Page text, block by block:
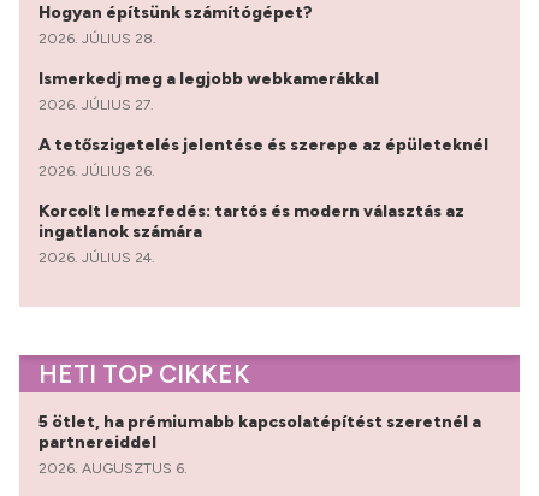
Hogyan építsünk számítógépet?
2026. JÚLIUS 28.
Ismerkedj meg a legjobb webkamerákkal
2026. JÚLIUS 27.
A tetőszigetelés jelentése és szerepe az épületeknél
2026. JÚLIUS 26.
Korcolt lemezfedés: tartós és modern választás az
ingatlanok számára
2026. JÚLIUS 24.
HETI TOP CIKKEK
5 ötlet, ha prémiumabb kapcsolatépítést szeretnél a
partnereiddel
2026. AUGUSZTUS 6.